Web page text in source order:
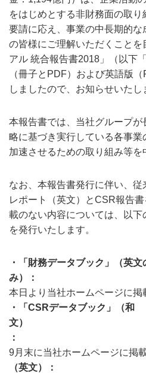
をはじめとする非財務面の取
要請に応え、事業の中長期的
の皆様にご理解いただくことを
アル 統合報告書2018」（以下
（冊子とPDF）および英語版
しましたので、お知らせいたし
本報告書では、当社グループ
略に基づき実行している各事
加速させるための取り組み等を
なお、本報告書発行に伴い、
レポート（英文）とCSR報告
載のない内容については、以下
を発行いたします。
・「財務データブック」（英文
み）
本日より当社ホームページに掲
・「CSRデータブック」（和
文）
9月末に当社ホームページに掲
（英文）